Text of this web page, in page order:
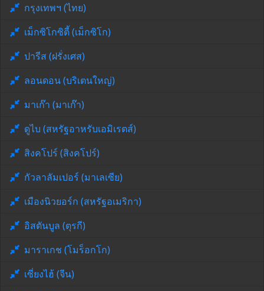
กรุงเทพฯ (ไทย)
เม็กซิโกซิตี้ (เม็กซิโก)
ปารีส (ฝรั่งเศส)
ลอนดอน (บริเตนใหญ่)
มาเก๊า (มาเก๊า)
ดูไบ (สหรัฐอาหรับเอมิเรตส์)
สิงคโปร์ (สิงคโปร์)
กัวลาลัมเปอร์ (มาเลเซีย)
เมืองนิวยอร์ก (สหรัฐอเมริกา)
อิสตันบูล (ตุรกี)
มาราเกช (โมร็อกโก)
เซี่ยงไฮ้ (จีน)